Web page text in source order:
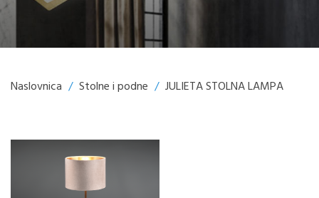
Naslovnica / Stolne i podne / JULIETA STOLNA LAMPA